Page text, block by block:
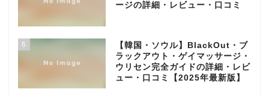
ージの詳細・レビュー・口コミ
6
【韓国・ソウル】BlackOut・ブ
ラックアウト・ゲイマッサージ・
ウリセン完全ガイドの詳細・レビ
ュー・口コミ【2025年最新版】